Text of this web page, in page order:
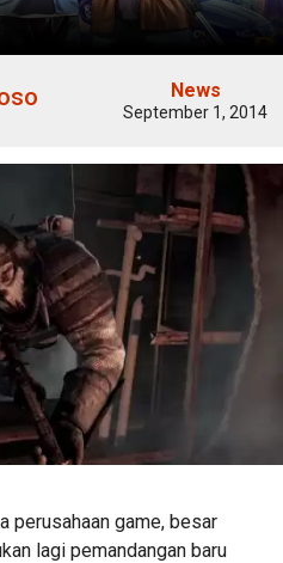
News
September 1, 2014
perusahaan game, besar
lagi pemandangan baru